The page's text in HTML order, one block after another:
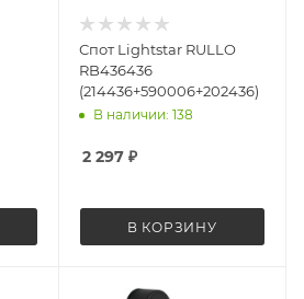
Спот Lightstar RULLO
RB436436
(214436+590006+202436)
В наличии: 138
2 297₽
В КОРЗИНУ